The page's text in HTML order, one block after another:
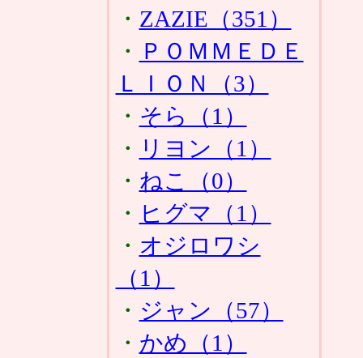
・ ZAZIE（351）
・ ＰＯＭＭＥＤＥ
ＬＩＯＮ（3）
・ そら（1）
・ リヨン（1）
・ ねこ（0）
・ ヒグマ（1）
・ オジロワシ
（1）
・ ジャン（57）
・ かめ（1）